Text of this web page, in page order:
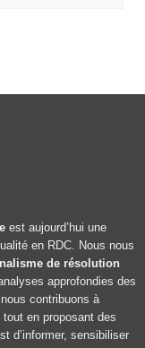
est aujourd’hui une
en RDC. Nous nous
de résolution
approfondies des
contribuons à
en proposant des
d’informer, sensibiliser